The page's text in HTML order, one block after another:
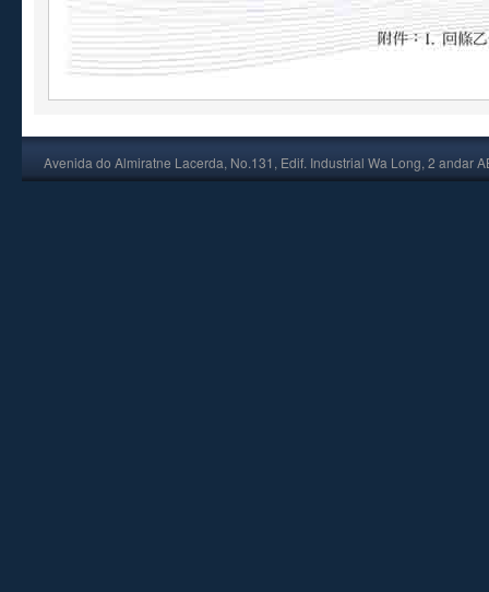
Avenida do Almiratne Lacerda, No.131, Edif. Industrial Wa Long, 2 andar